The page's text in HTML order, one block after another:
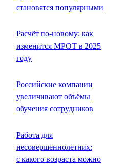
становятся популярными
Расчёт по-новому: как
изменится МРОТ в 2025
году
Российские компании
увеличивают объёмы
обучения сотрудников
Работа для
несовершеннолетних:
с какого возраста можно